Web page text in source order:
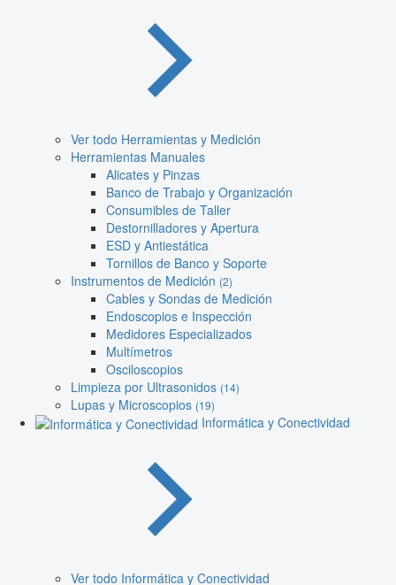
Ver todo Herramientas y Medición
Herramientas Manuales
Alicates y Pinzas
Banco de Trabajo y Organización
Consumibles de Taller
Destornilladores y Apertura
ESD y Antiestática
Tornillos de Banco y Soporte
Instrumentos de Medición (2)
Cables y Sondas de Medición
Endoscopios e Inspección
Medidores Especializados
Multímetros
Osciloscopios
Limpieza por Ultrasonidos (14)
Lupas y Microscopios (19)
Informática y Conectividad
Ver todo Informática y Conectividad